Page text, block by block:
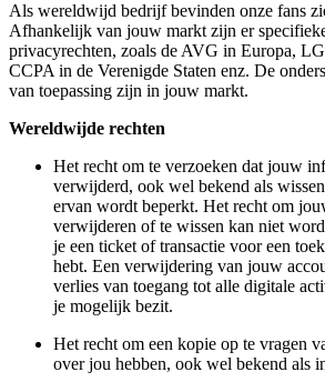
Als wereldwijd bedrijf bevinden onze fans
Afhankelijk van jouw markt zijn er
privacyrechten, zoals de AVG in Europa,
CCPA in de Verenigde Staten enz. De
van toepassing zijn in jouw markt.
Wereldwijde rechten
Het recht om te verzoeken dat jouw
verwijderd, ook wel bekend als
ervan wordt beperkt. Het recht om
verwijderen of te wissen kan niet
je een ticket of transactie voor een
hebt. Een verwijdering van jouw
verlies van toegang tot alle digitale
je mogelijk bezit.
Het recht om een kopie op te vragen
over jou hebben, ook wel bekend als